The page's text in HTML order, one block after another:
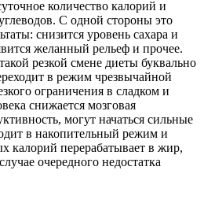
количество калорий и
С одной стороны это
снизится уровень сахара и
желанный рельеф и прочее.
резкой смене диеты буквально
в режим чрезвычайной
ограничения в сладком и
снижается мозговая
могут начаться сильные
в накопительный режим и
калорий перерабатывает в жир,
очередного недостатка